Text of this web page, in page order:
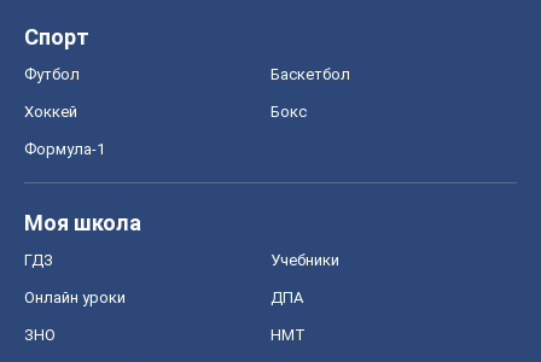
Спорт
Футбол Баскетбол
Хоккей Бокс
Формула-1
Моя школа
ГДЗ Учебники
Онлайн уроки ДПА
ЗНО НМТ